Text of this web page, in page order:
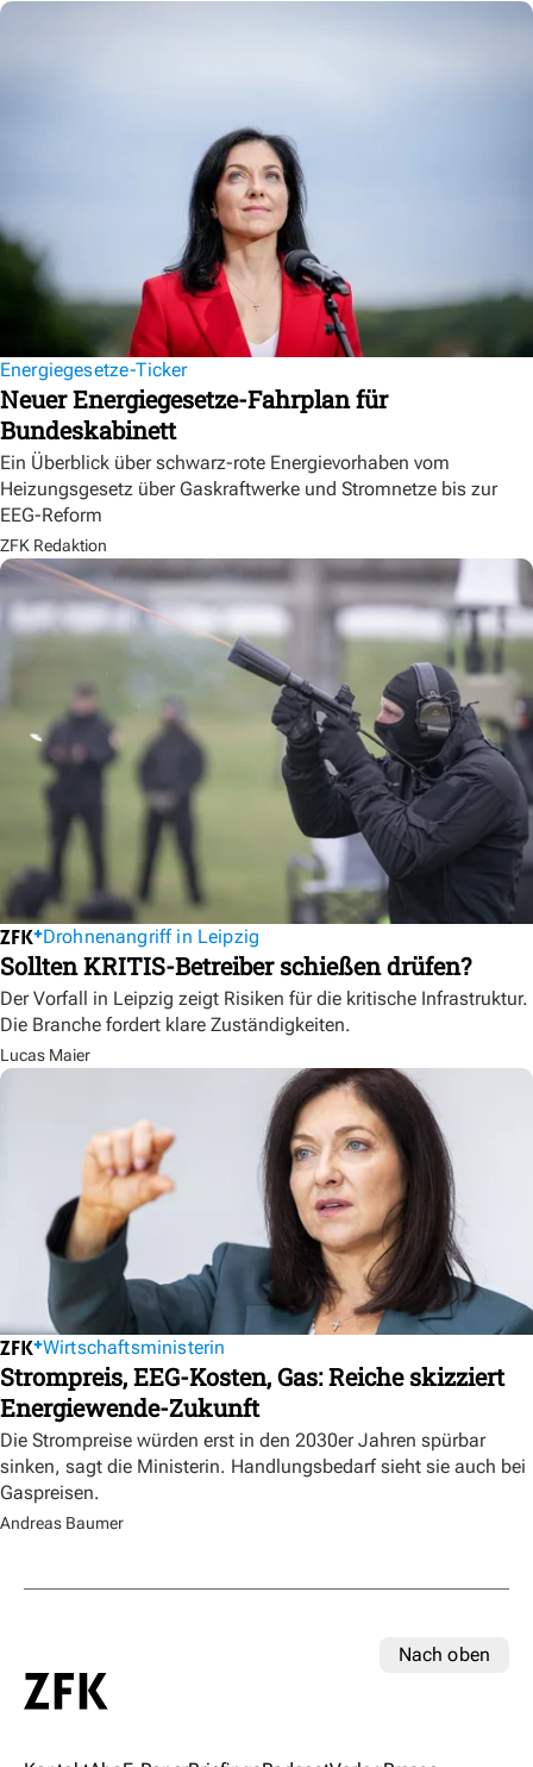
Energiegesetze-Ticker
Neuer Energiegesetze-Fahrplan für
Bundeskabinett
Ein Überblick über schwarz-rote Energievorhaben vom
Heizungsgesetz über Gaskraftwerke und Stromnetze bis zur
EEG-Reform
ZFK Redaktion
Drohnenangriff in Leipzig
Sollten KRITIS-Betreiber schießen drüfen?
Der Vorfall in Leipzig zeigt Risiken für die kritische Infrastruktur.
Die Branche fordert klare Zuständigkeiten.
Lucas Maier
Wirtschaftsministerin
Strompreis, EEG-Kosten, Gas: Reiche skizziert
Energiewende-Zukunft
Die Strompreise würden erst in den 2030er Jahren spürbar
sinken, sagt die Ministerin. Handlungsbedarf sieht sie auch bei
Gaspreisen.
Andreas Baumer
Nach oben